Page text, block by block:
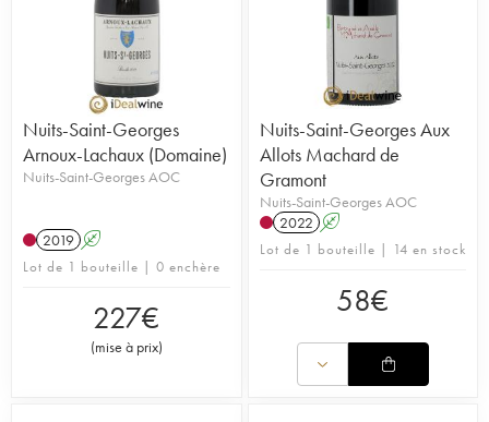
Nuits-Saint-Georges
Arnoux-Lachaux (Domaine)
Nuits-Saint-Georges AOC
2019 A
Lot de 1 bouteille | 0 enchère
227€
(mise à prix)
Nuits-Saint-Georges Aux
Allots Machard de
Gramont
Nuits-Saint-Georges AOC
2022 A
Lot de 1 bouteille | 14 en stock
58€